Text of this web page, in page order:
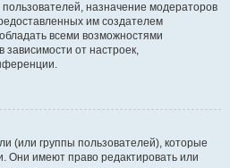
назначение модераторов
им создателем
всеми возможностями
от настроек,
(или группы пользователей), которые
Они имеют право редактировать или